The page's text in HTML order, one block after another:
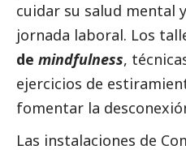
cuidar su salud mental
jornada laboral. Los
de mindfulness,
ejercicios de
fomentar la
Las instalaciones de